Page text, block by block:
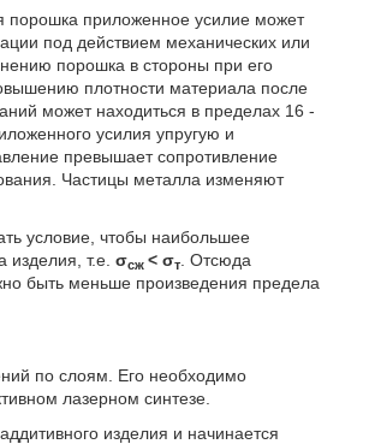
порошка приложенное усилие может
под действием механических или
порошка в стороны при его
плотности материала после
может находиться в пределах 16 -
усилия упругую и
превышает сопротивление
Частицы металла изменяют
условие, чтобы наибольшее
изделия, т.е.σсж< σт
. Отсюда
быть меньше произведения предела
по слоям. Его необходимо
лазерном синтезе.
изделия и начинается